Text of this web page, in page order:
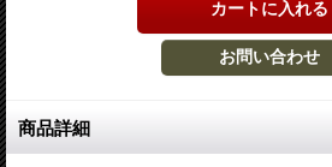
商品詳細